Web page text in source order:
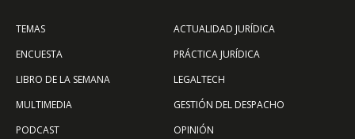
TEMAS
ENCUESTA
LIBRO DE LA SEMANA
MULTIMEDIA
PODCAST
ACTUALIDAD JURÍDICA
PRÁCTICA JURÍDICA
LEGALTECH
GESTIÓN DEL DESPACHO
OPINIÓN